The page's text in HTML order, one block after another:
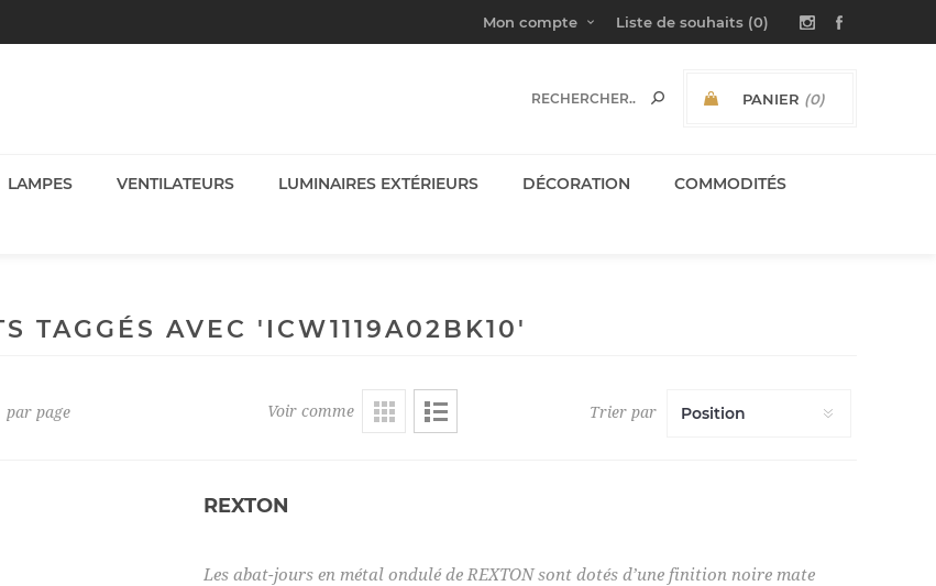
Mon compte Liste de souhaits (0)
PANIER (0)
LAMPES VENTILATEURS LUMINAIRES EXTÉRIEURS DÉCORATION COMMODITÉS
TAGGÉS AVEC 'ICW1119A02BK10'
Voir comme Trier par
par page
REXTON
Les abat-jours en métal ondulé de REXTON sont dotés d’une finition noire mate